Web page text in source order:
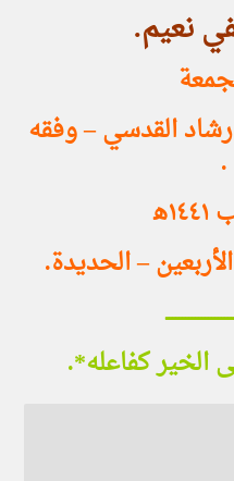
نعيم.
القدسي – وفقه
.
– الحديدة.
الخير كفاعله*.